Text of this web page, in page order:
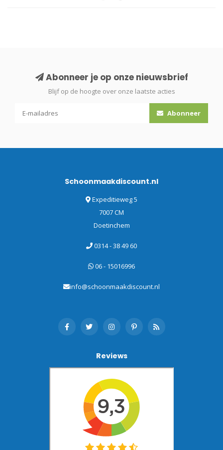
Abonneer je op onze nieuwsbrief
Blijf op de hoogte over onze laatste acties
Abonneer
Schoonmaakdiscount.nl
Expeditieweg 5
7007 CM
Doetinchem
0314 - 38 49 60
06 - 15016996
info@schoonmaakdiscount.nl
Reviews